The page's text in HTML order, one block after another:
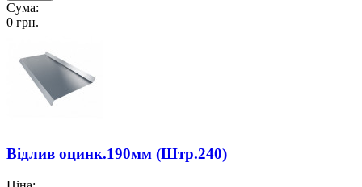
Сума:
0 грн.
Відлив оцинк.190мм (Штр.240)